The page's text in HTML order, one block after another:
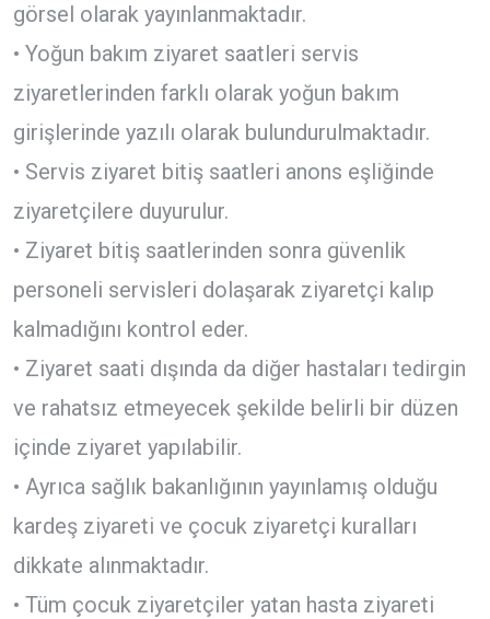
görsel olarak yayınlanmaktadır.
• Yoğun bakım ziyaret saatleri servis
ziyaretlerinden farklı olarak yoğun bakım
girişlerinde yazılı olarak bulundurulmaktadır.
• Servis ziyaret bitiş saatleri anons eşliğinde
ziyaretçilere duyurulur.
• Ziyaret bitiş saatlerinden sonra güvenlik
personeli servisleri dolaşarak ziyaretçi kalıp
kalmadığını kontrol eder.
• Ziyaret saati dışında da diğer hastaları tedirgin
ve rahatsız etmeyecek şekilde belirli bir düzen
içinde ziyaret yapılabilir.
• Ayrıca sağlık bakanlığının yayınlamış olduğu
kardeş ziyareti ve çocuk ziyaretçi kuralları
dikkate alınmaktadır.
• Tüm çocuk ziyaretçiler yatan hasta ziyareti